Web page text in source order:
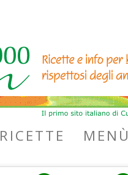
RICETTE MENÙ